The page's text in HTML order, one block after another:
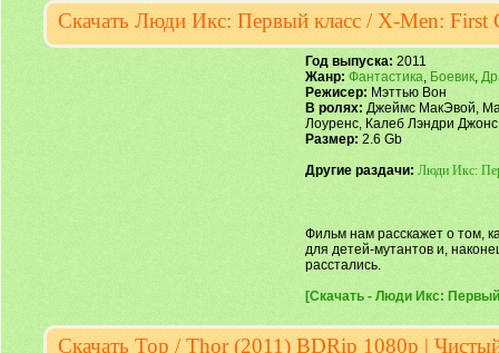
Скачать Люди Икс: Первый класс / X-Men: First
Год выпуска: 2011
Жанр: Фантастика, Боевик,
Режисер: Мэттью Вон
В ролях: Джеймс МакЭвой,
Лоуренс, Калеб Лэндри
Размер: 2.6 Gb
Другие раздачи: Люди Икс:
Фильм нам расскажет о том,
для детей-мутантов и,
расстались.
[Скачать - Люди Икс:
Скачать Тор / Thor (2011) BDRip 1080p |